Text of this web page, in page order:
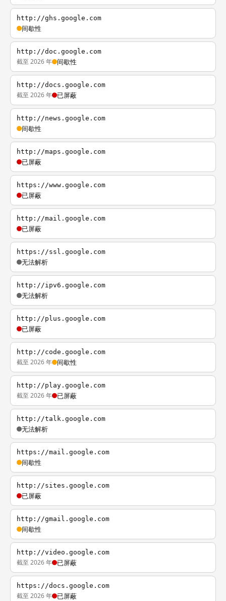
http://ghs.google.com
间歇性
http://doc.google.com
截至 2026 年 间歇性
http://docs.google.com
截至 2026 年 已屏蔽
http://news.google.com
间歇性
http://maps.google.com
已屏蔽
https://www.google.com
已屏蔽
http://mail.google.com
已屏蔽
https://ssl.google.com
无法解析
http://ipv6.google.com
无法解析
http://plus.google.com
已屏蔽
http://code.google.com
截至 2026 年 间歇性
http://play.google.com
截至 2026 年 已屏蔽
http://talk.google.com
无法解析
https://mail.google.com
间歇性
http://sites.google.com
已屏蔽
http://gmail.google.com
间歇性
http://video.google.com
截至 2026 年 已屏蔽
https://docs.google.com
截至 2026 年 已屏蔽